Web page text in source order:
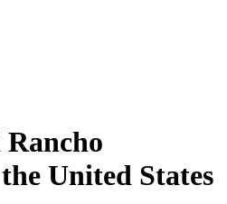
Rancho
the United States